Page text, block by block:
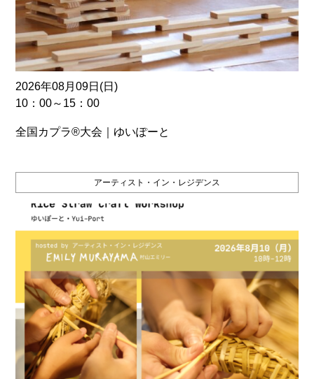
2026年08月09日(日)
10：00～15：00
全国カプラ®大会｜ゆいぽーと
アーティスト・イン・レジデンス